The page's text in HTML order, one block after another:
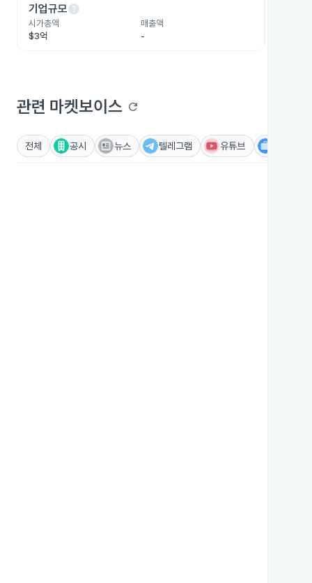
기업규모help
시가총액
$3억
매출액
-
관련 마켓보이스 refresh
전체 공시 뉴스 텔레그램 유튜브